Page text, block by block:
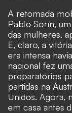
A retomada
Pablo Sorín,
das mulheres,
E, claro, a
era intensa
nacional fez
preparatórios
partidas na
Unidos. Agora,
em casa antes